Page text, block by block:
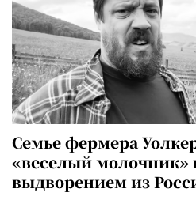
Семье фермера
«веселый молочник»
выдворением из